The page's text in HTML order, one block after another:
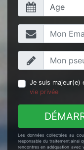
Je suis majeur(e)
vie privée
Les données collectées au
responsable du traitement ainsi
rencontres en adéquation avec